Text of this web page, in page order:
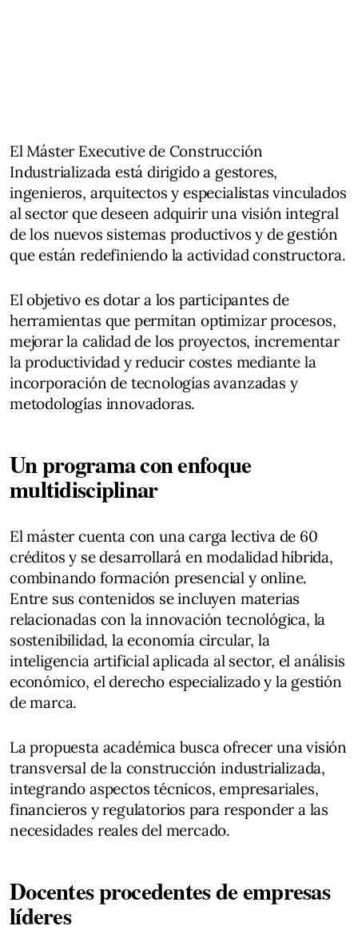
El Máster Executive de Construcción
Industrializada está dirigido a gestores,
ingenieros, arquitectos y especialistas vinculados
al sector que deseen adquirir una visión integral
de los nuevos sistemas productivos y de gestión
que están redefiniendo la actividad constructora.
El objetivo es dotar a los participantes de
herramientas que permitan optimizar procesos,
mejorar la calidad de los proyectos, incrementar
la productividad y reducir costes mediante la
incorporación de tecnologías avanzadas y
metodologías innovadoras.
Un programa con enfoque
multidisciplinar
El máster cuenta con una carga lectiva de 60
créditos y se desarrollará en modalidad híbrida,
combinando formación presencial y online.
Entre sus contenidos se incluyen materias
relacionadas con la innovación tecnológica, la
sostenibilidad, la economía circular, la
inteligencia artificial aplicada al sector, el análisis
económico, el derecho especializado y la gestión
de marca.
La propuesta académica busca ofrecer una visión
transversal de la construcción industrializada,
integrando aspectos técnicos, empresariales,
financieros y regulatorios para responder a las
necesidades reales del mercado.
Docentes procedentes de empresas
líderes